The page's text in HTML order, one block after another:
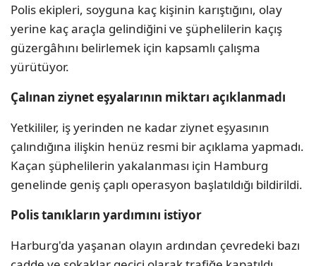
Polis ekipleri, soyguna kaç kişinin karıştığını, olay
yerine kaç araçla gelindiğini ve şüphelilerin kaçış
güzergâhını belirlemek için kapsamlı çalışma
yürütüyor.
Çalınan ziynet eşyalarının miktarı açıklanmadı
Yetkililer, iş yerinden ne kadar ziynet eşyasının
çalındığına ilişkin henüz resmi bir açıklama yapmadı.
Kaçan şüphelilerin yakalanması için Hamburg
genelinde geniş çaplı operasyon başlatıldığı bildirildi.
Polis tanıkların yardımını istiyor
Harburg'da yaşanan olayın ardından çevredeki bazı